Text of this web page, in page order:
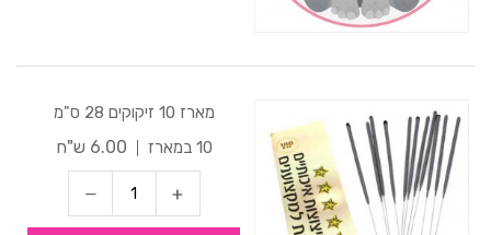
מארז 10 זיקוקים 28 ס"מ
10 במארז
6.00 ש"ח